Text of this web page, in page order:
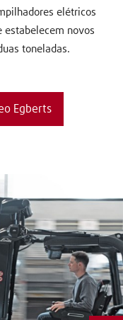
elétricos
estabelecem novos
toneladas.
Egberts